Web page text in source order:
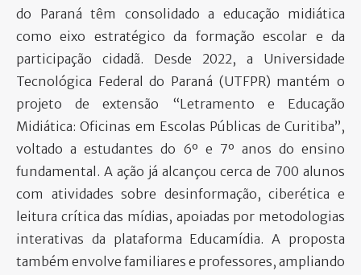
do Paraná têm consolidado a educação midiática
como eixo estratégico da formação escolar e da
participação cidadã. Desde 2022, a Universidade
Tecnológica Federal do Paraná (UTFPR) mantém o
projeto de extensão “Letramento e Educação
Midiática: Oficinas em Escolas Públicas de Curitiba”,
voltado a estudantes do 6º e 7º anos do ensino
fundamental. A ação já alcançou cerca de 700 alunos
com atividades sobre desinformação, ciberética e
leitura crítica das mídias, apoiadas por metodologias
interativas da plataforma Educamídia. A proposta
também envolve familiares e professores, ampliando